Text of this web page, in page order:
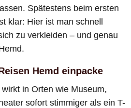
Spätestens beim ersten
klar: Hier ist man schnell
zu verkleiden – und genau
Hemd einpacke
in Orten wie Museum,
sofort stimmiger als ein T-